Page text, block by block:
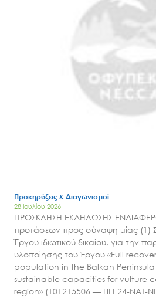
Προκηρύξεις & Διαγωνισμοί
28 Ιουλίου 2026
ΠΡΟΣΚΛΗΣΗ ΕΚΔΗΛΩΣΗΣ
προτάσεων προς σύναψη μίας
Έργου ιδιωτικού δικαίου, για την
υλοποίησης του Έργου «Full
population in the Balkan
sustainable capacities for vulture
region» (101215506 — LIFE24-NAT-